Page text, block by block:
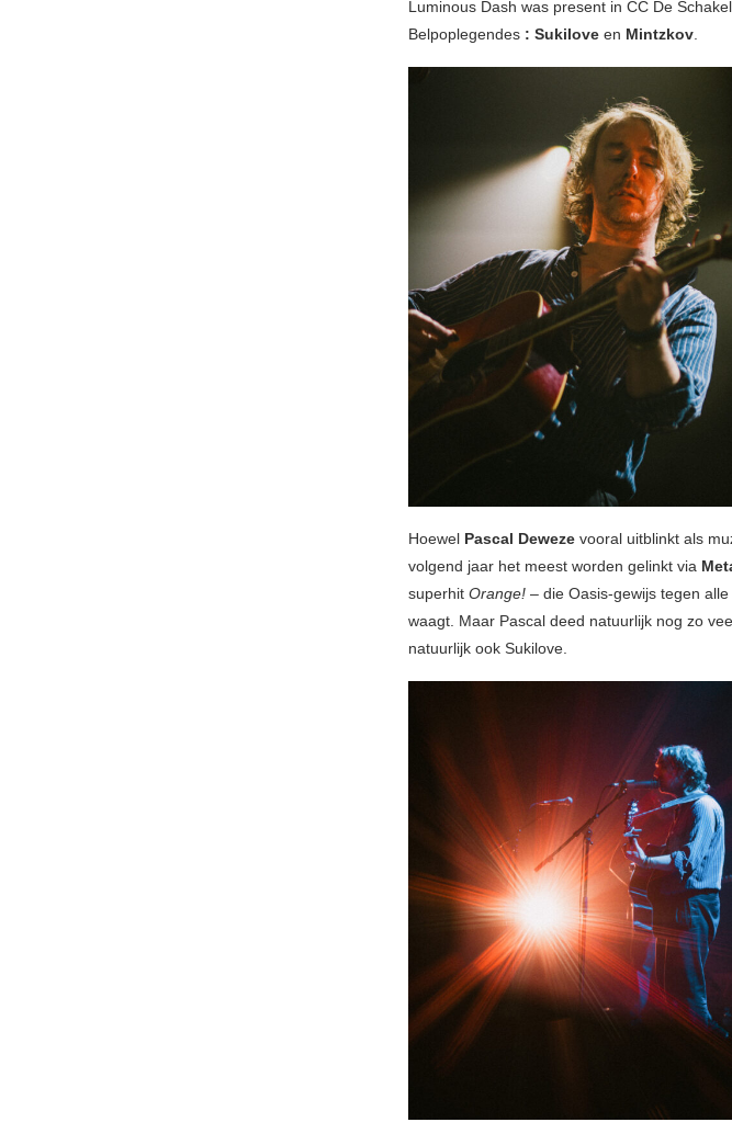
Luminous Dash was present in CC De
Belpoplegendes : Sukilove en Mintzkov.
Hoewel Pascal Deweze vooral uitblinkt als
volgend jaar het meest worden gelinkt via
superhit Orange! – die Oasis-gewijs tegen
waagt. Maar Pascal deed natuurlijk nog zo
natuurlijk ook Sukilove.